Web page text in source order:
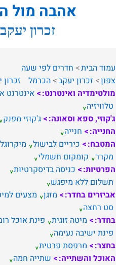
אהבה מול
זכרון יעקב
עמוד הבית
חדרים לפי שעה
צפון
זכרון יעקב הכרמל
מולטימדיה ואינטרנט:
אינטרנט
טלוויזיה
ג'קוזי, ספא וסאונה:
ג'קוזי מפנק
החנייה:
חנייה
המטבח:
כיריים לבישול
מקרר קומקום חשמלי
הפרטיות:
כניסה בדיסקרטיות
תשלום ללא מיפגש
אביזרים בחדר:
מזגן מצעים
סט רחצה
בחדר:
מיטה זוגית פינת אוכל
פינת ישיבה נעימה
בחצר:
מרפסת פרטית
האוכל והשתייה:
שתייה חמה